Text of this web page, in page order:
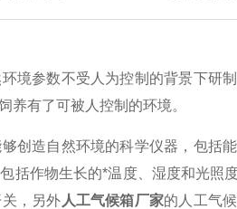
境参数不受人为控制的背景下研
养有了可被人控制的环境。
造自然环境的科学仪器，包括
括作物生长的*温度、湿度和光照
，另外 人工气候箱厂家的人工气